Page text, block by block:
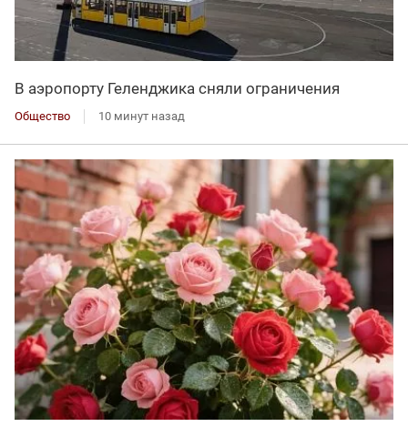
В аэропорту Геленджика сняли ограничения
Общество 10 минут назад